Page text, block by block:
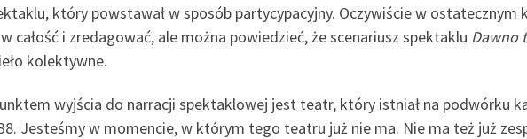
który powstawał w sposób partycypacyjny. Oczywiście w ostatecznym
całość i zredagować, ale można powiedzieć, że scenariusz spektaklu Dawno
kolektywne.
wyjścia do narracji spektaklowej jest teatr, który istniał na podwórku
Jesteśmy w momencie, w którym tego teatru już nie ma. Nie ma też już